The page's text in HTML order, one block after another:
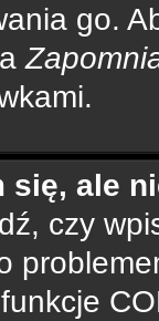
go.
się, ale
czy